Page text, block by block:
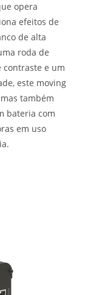
opera
efeitos de
de alta
roda de
contraste e um
este moving
também
bateria com
em uso